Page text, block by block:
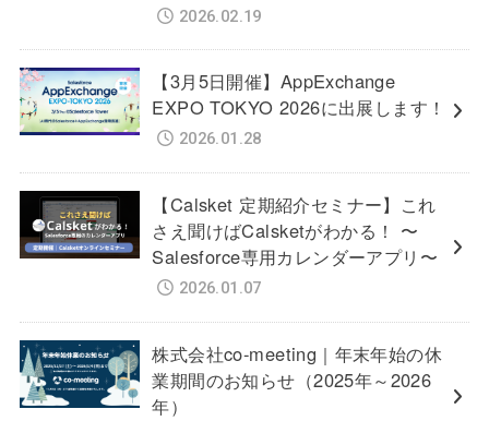
2026.02.19
【3月5日開催】AppExchange
EXPO TOKYO 2026に出展します！
2026.01.28
【Calsket 定期紹介セミナー】これ
さえ聞けばCalsketがわかる！ 〜
Salesforce専用カレンダーアプリ〜
2026.01.07
株式会社co-meeting｜年末年始の休
業期間のお知らせ（2025年～2026
年）